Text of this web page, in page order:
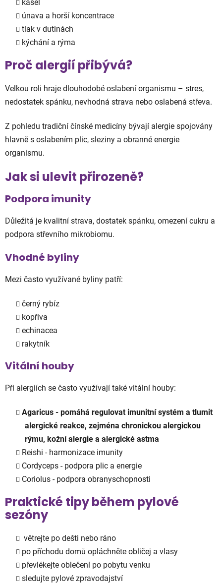
kašel
únava a horší koncentrace
tlak v dutinách
kýchání a rýma
Proč alergií přibývá?
Velkou roli hraje dlouhodobé oslabení organismu – stres,
nedostatek spánku, nevhodná strava nebo oslabená střeva.
Z pohledu tradiční čínské medicíny bývají alergie spojovány
hlavně s oslabením plic, sleziny a obranné energie
organismu.
Jak si ulevit přirozeně?
Podpora imunity
Důležitá je kvalitní strava, dostatek spánku, omezení cukru a
podpora střevního mikrobiomu.
Vhodné byliny
Mezi často využívané byliny patří:
černý rybíz
kopřiva
echinacea
rakytník
Vitální houby
Při alergiích se často využívají také vitální houby:
Agaricus - pomáhá regulovat imunitní systém a tlumit
alergické reakce, zejména chronickou alergickou
rýmu, kožní alergie a alergické astma
Reishi - harmonizace imunity
Cordyceps - podpora plic a energie
Coriolus - podpora obranyschopnosti
Praktické tipy během pylové
sezóny
větrejte po dešti nebo ráno
po příchodu domů opláchněte obličej a vlasy
převlékejte oblečení po pobytu venku
sledujte pylové zpravodajství